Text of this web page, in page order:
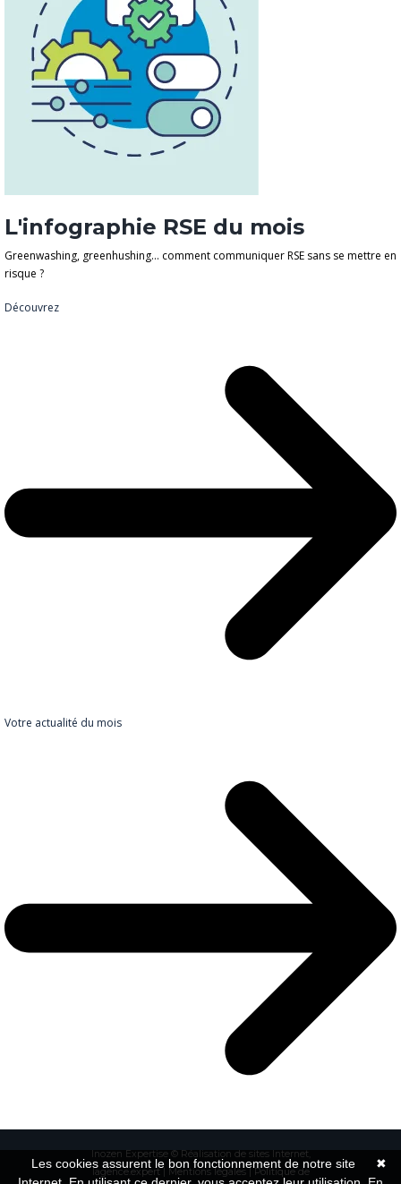
L'infographie RSE du mois
Greenwashing, greenhushing… comment communiquer RSE sans se mettre en
risque ?
Découvrez
Votre actualité du mois
Inozen Expertise© Réalisation de sites Internet,
lagence.expert
Mentions légales| Politique de
✖
Les cookies assurent le bon fonctionnement de notre site